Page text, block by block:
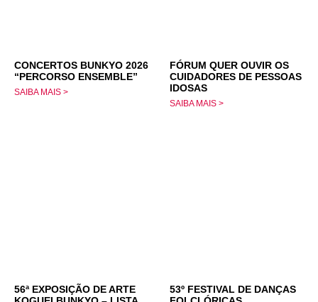
CONCERTOS BUNKYO 2026
“PERCORSO ENSEMBLE”
SAIBA MAIS >
FÓRUM QUER OUVIR OS
CUIDADORES DE PESSOAS
IDOSAS
SAIBA MAIS >
56ª EXPOSIÇÃO DE ARTE
53º FESTIVAL DE DANÇAS